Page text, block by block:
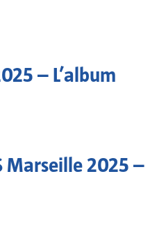
– L’album
Marseille 2025 –